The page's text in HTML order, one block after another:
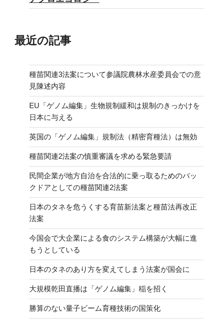
最近の記事
種苗関連3法案について参議院農林水産委員会での意
見陳述内容
EU「ゲノム編集」生物規制緩和は規制のきっかけを
日本に与える
英国の「ゲノム編集」規制法（精密育種法）は無効
種苗関連2法案の慎重審議を求める緊急要請
民間企業が地方自治を合法的に乗っ取るためのバッ
クドアとしての種苗関連2法案
日本のタネを危うくする育苗新法案と種苗法再改正
法案
今国会で大企業による食のシステム構築が大幅に進
もうとしている
日本のタネのあり方を変えてしまう法案が国会に
大規模乾田直播は「ゲノム編集」稲を招く
勝算のない量子ビーム育種技術の国策化